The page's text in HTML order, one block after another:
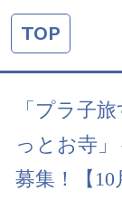
TOP
「プラ子
っとお寺
募集！【